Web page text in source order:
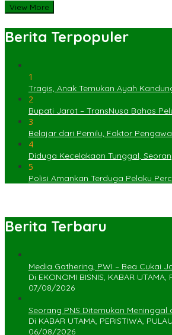
View More
Berita Terpopuler
1
Tragis, Anak Temukan Ayah
2
Bupati Jarot – TransNusa Bahas
3
Belajar dari Pemilu, Faktor
4
Diduga Kecelakaan Tunggal,
5
Polisi Amankan Terduga Pelaku
Berita Terbaru
Media Gathering, PWI – Bea Cukai
Di EKONOMI BISNIS, KABAR UTAMA,
07/08/2026
Seorang PNS Ditemukan Meninggal
Di KABAR UTAMA, PERISTIWA,
06/08/2026